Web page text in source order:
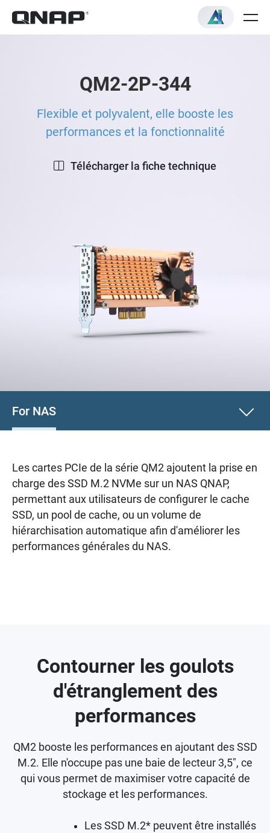
QM2-2P-344
Flexible et polyvalent, elle booste les
performances et la fonctionnalité
Télécharger la fiche technique
For NAS
Les cartes PCIe de la série QM2 ajoutent la prise en
charge des SSD M.2 NVMe sur un NAS QNAP,
permettant aux utilisateurs de configurer le cache
SSD, un pool de cache, ou un volume de
hiérarchisation automatique afin d'améliorer les
performances générales du NAS.
Contourner les goulots
d'étranglement des
performances
QM2 booste les performances en ajoutant des SSD
M.2. Elle n'occupe pas une baie de lecteur 3,5", ce
qui vous permet de maximiser votre capacité de
stockage et les performances.
Les SSD M.2* peuvent être installés